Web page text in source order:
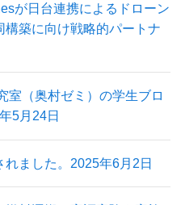
が日台連携によるドローン
築に向け戦略的パートナ
室（奥村ゼミ）の学生ブロ
5月24日
れました。2025年6月2日